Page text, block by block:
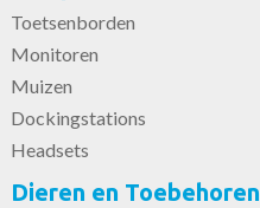
Toetsenborden
Monitoren
Muizen
Dockingstations
Headsets
Dieren en Toebehoren